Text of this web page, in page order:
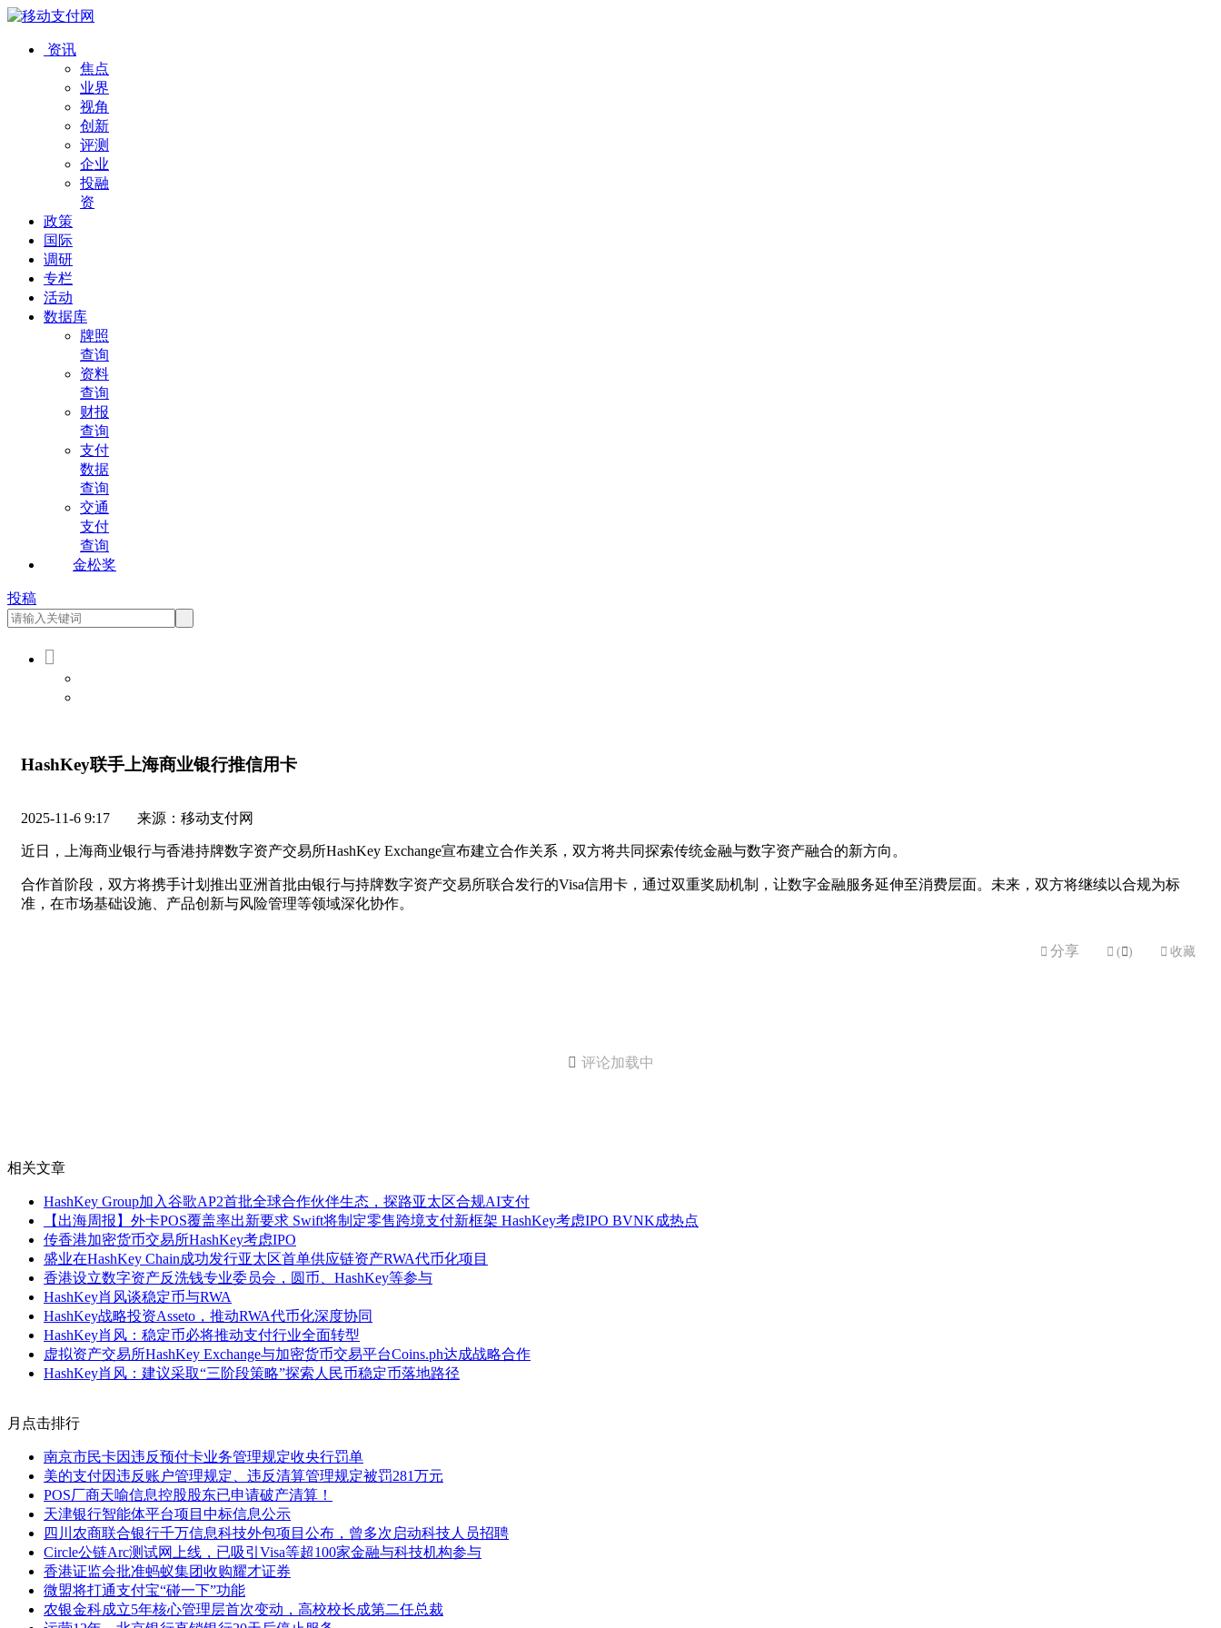
资讯
焦点
业界
视角
创新
评测
企业
投融
资
政策
国际
调研
专栏
活动
数据库
牌照
查询
资料
查询
财报
查询
支付
数据
查询
交通
支付
查询
金松奖
投稿

HashKey联手上海商业银行推信用卡
2025-11-6 9:17 来源：移动支付网
近日，上海商业银行与香港持牌数字资产交易所HashKey Exchange宣布建立合作关系，双方将共同探索传统金融与数字资产融合的新方向。
合作首阶段，双方将携手计划推出亚洲首批由银行与持牌数字资产交易所联合发行的Visa信用卡，通过双重奖励机制，让数字金融服务延伸至消费层面。未来，双方将继续以合规为标
准，在市场基础设施、产品创新与风险管理等领域深化协作。
 分享  ( )  收藏
 评论加载中
相关文章
HashKey Group加入谷歌AP2首批全球合作伙伴生态，探路亚太区合规AI支付
【出海周报】外卡POS覆盖率出新要求 Swift将制定零售跨境支付新框架 HashKey考虑IPO BVNK成热点
传香港加密货币交易所HashKey考虑IPO
盛业在HashKey Chain成功发行亚太区首单供应链资产RWA代币化项目
香港设立数字资产反洗钱专业委员会，圆币、HashKey等参与
HashKey肖风谈稳定币与RWA
HashKey战略投资Asseto，推动RWA代币化深度协同
HashKey肖风：稳定币必将推动支付行业全面转型
虚拟资产交易所HashKey Exchange与加密货币交易平台Coins.ph达成战略合作
HashKey肖风：建议采取“三阶段策略”探索人民币稳定币落地路径
月点击排行
南京市民卡因违反预付卡业务管理规定收央行罚单
美的支付因违反账户管理规定、违反清算管理规定被罚281万元
POS厂商天喻信息控股股东已申请破产清算！
天津银行智能体平台项目中标信息公示
四川农商联合银行千万信息科技外包项目公布，曾多次启动科技人员招聘
Circle公链Arc测试网上线，已吸引Visa等超100家金融与科技机构参与
香港证监会批准蚂蚁集团收购耀才证券
微盟将打通支付宝“碰一下”功能
农银金科成立5年核心管理层首次变动，高校校长成第二任总裁